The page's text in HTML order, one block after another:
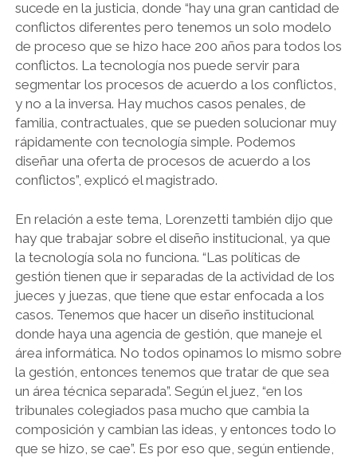
sucede en la justicia, donde “hay una gran cantidad de
conflictos diferentes pero tenemos un solo modelo
de proceso que se hizo hace 200 años para todos los
conflictos. La tecnología nos puede servir para
segmentar los procesos de acuerdo a los conflictos,
y no a la inversa. Hay muchos casos penales, de
familia, contractuales, que se pueden solucionar muy
rápidamente con tecnología simple. Podemos
diseñar una oferta de procesos de acuerdo a los
conflictos”, explicó el magistrado.
En relación a este tema, Lorenzetti también dijo que
hay que trabajar sobre el diseño institucional, ya que
la tecnología sola no funciona. “Las políticas de
gestión tienen que ir separadas de la actividad de los
jueces y juezas, que tiene que estar enfocada a los
casos. Tenemos que hacer un diseño institucional
donde haya una agencia de gestión, que maneje el
área informática. No todos opinamos lo mismo sobre
la gestión, entonces tenemos que tratar de que sea
un área técnica separada”. Según el juez, “en los
tribunales colegiados pasa mucho que cambia la
composición y cambian las ideas, y entonces todo lo
que se hizo, se cae”. Es por eso que, según entiende,